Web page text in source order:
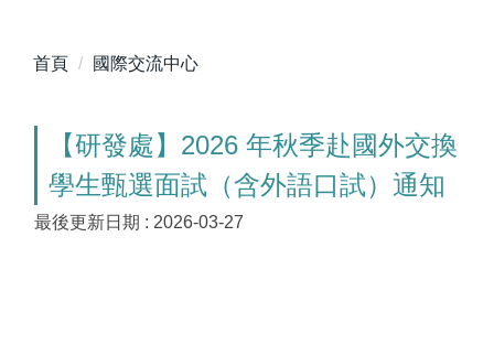
首頁 國際交流中心
【研發處】2026 年秋季赴國外交換
學生甄選面試（含外語口試）通知
最後更新日期 : 2026-03-27